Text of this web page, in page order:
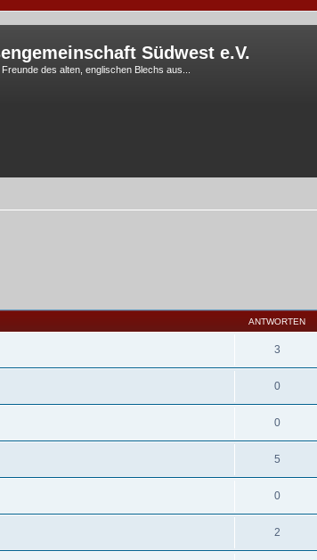
Südwest e.V.
des alten, englischen Blechs aus...
ANTWORTEN
3
0
0
5
0
2